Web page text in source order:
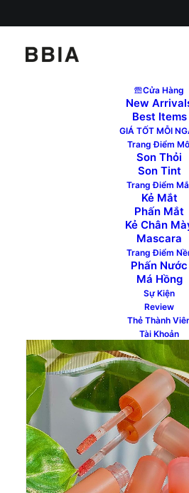
Cửa Hàng
New
Best Items
GIÁ TỐT MỖI
Trang Điểm
Son Thỏi
Son Tint
Trang Điểm
Kẻ Mắt
Phấn Mắt
Kẻ Chân
Mascara
Trang Điểm
Phấn Nước
Má Hồng
Sự Kiện
Review
Thẻ Thành
Tài Khoản
? 4 thỏi son cho nàng
-“Packaging nhỏ gọn trông xinh
-“chất son có dưỡng nên mềm
môi, để lại lớp finish mịn lì,
Đây là những điều mà cô nàng
khi trải nghiệm dòng sonBBIA
của nhà BBIA. Còn